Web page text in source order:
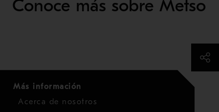
Conoce más sobre Metso
Más información
Acerca de nosotros